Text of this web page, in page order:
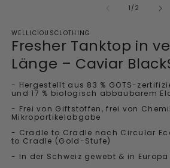
1 /von
2
WELLICIOUSCLOTHING
Fresher Tanktop in
Länge – Caviar
- Hergestellt aus 83 % GOTS-
und 17 % biologisch abbaubarem
- Frei von Giftstoffen, frei von
Mikropartikelabgabe
- Cradle to Cradle nach Circular
to Cradle (Gold-Stufe)
- In der Schweiz gewebt & in